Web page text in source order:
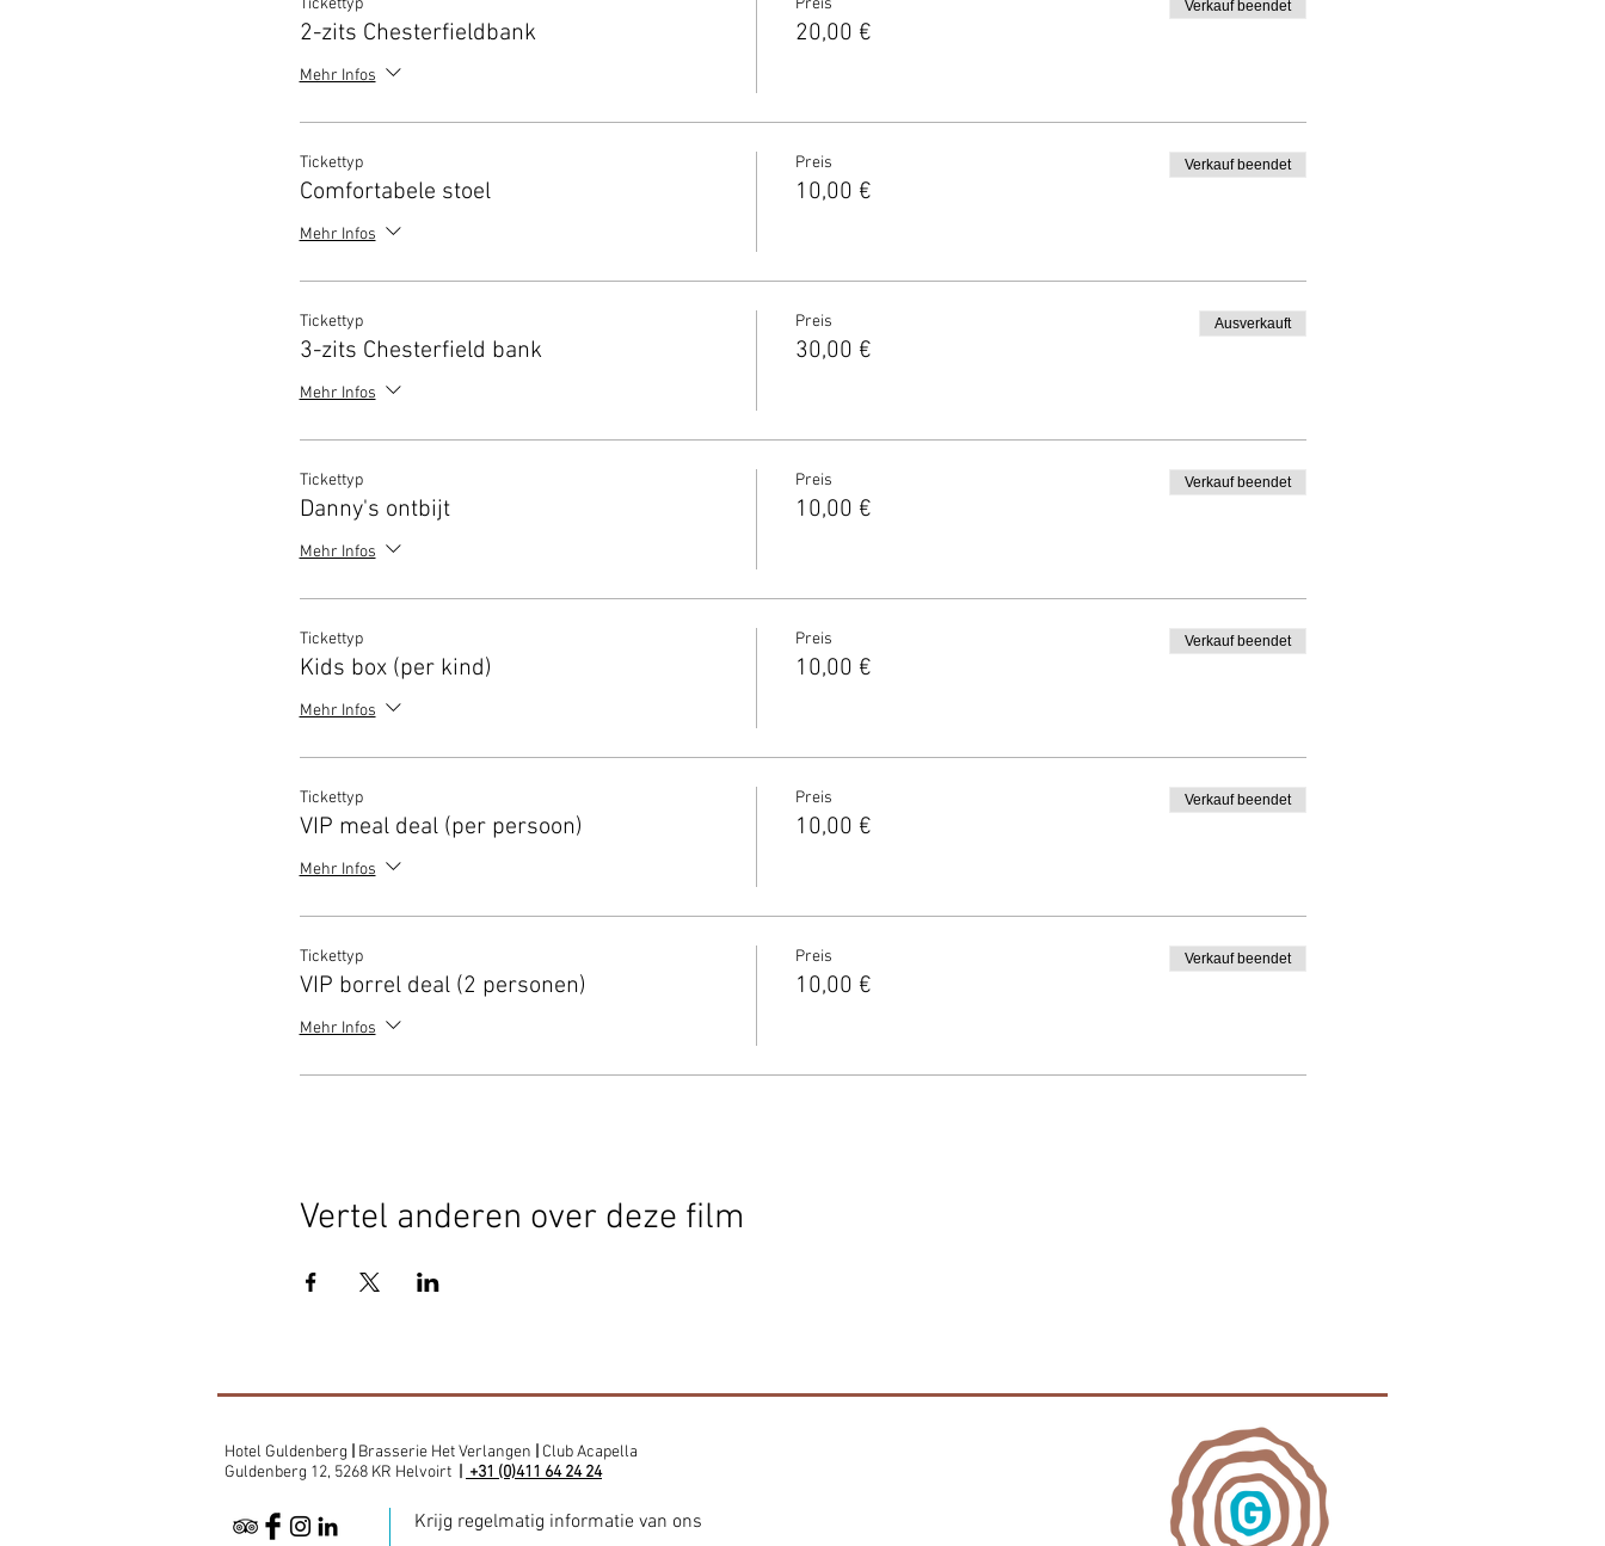
2-zits Chesterfieldbank
Mehr Infos
20,00 €
Verkauf beendet
Tickettyp
Comfortabele stoel
Mehr Infos
Preis
10,00 €
Verkauf beendet
Tickettyp
3-zits Chesterfield bank
Mehr Infos
Preis
30,00 €
Ausverkauft
Tickettyp
Danny's ontbijt
Mehr Infos
Preis
10,00 €
Verkauf beendet
Tickettyp
Kids box (per kind)
Mehr Infos
Preis
10,00 €
Verkauf beendet
Tickettyp
VIP meal deal (per persoon)
Mehr Infos
Preis
10,00 €
Verkauf beendet
Tickettyp
VIP borrel deal (2 personen)
Mehr Infos
Preis
10,00 €
Verkauf beendet
Vertel anderen over deze film
Hotel Guldenberg Brasserie Het Verlangen
Club Acapella
Guldenberg 12, 5268 KR Helvoirt
+31 (0)411 64 24 24
Krijg regelmatig informatie van ons